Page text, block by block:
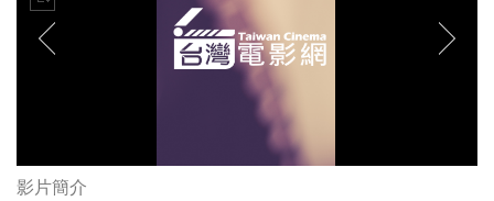
夜奔劇照
影片簡介